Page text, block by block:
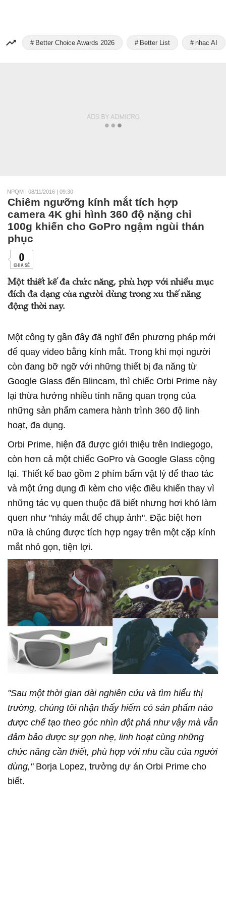
Better Choice Awards 2026 Better List nhạc AI
NPQM | 08/11/2016 | 09:30
Chiêm ngưỡng kính mắt tích hợp
camera 4K ghi hình 360 độ nặng chỉ
100g khiến cho GoPro ngậm ngùi thán
phục
0
CHIA SẺ
Một thiết kế đa chức năng, phù hợp với nhiều mục
đích đa dạng của người dùng trong xu thế năng
động thời nay.
Một công ty gần đây đã nghĩ đến phương pháp mới
để quay video bằng kính mắt. Trong khi mọi người
còn đang bỡ ngỡ với những thiết bị đa năng từ
Google Glass đến Blincam, thì chiếc Orbi Prime này
lại thừa hưởng nhiều tính năng quan trọng của
những sản phẩm camera hành trình 360 độ linh
hoạt, đa dụng.
Orbi Prime, hiện đã được giới thiệu trên Indiegogo,
còn hơn cả một chiếc GoPro và Google Glass cộng
lại. Thiết kế bao gồm 2 phím bấm vật lý để thao tác
và một ứng dụng đi kèm cho việc điều khiển thay vì
những tác vụ quen thuộc đã biết nhưng hơi khó làm
quen như "nháy mắt để chụp ảnh". Đặc biệt hơn
nữa là chúng được tích hợp ngay trên một cặp kính
mắt nhỏ gọn, tiện lợi.
"Sau một thời gian dài nghiên cứu và tìm hiểu thị
trường, chúng tôi nhận thấy hiếm có sản phẩm nào
được chế tạo theo góc nhìn đột phá như vậy mà vẫn
đảm bảo được sự gọn nhẹ, linh hoạt cùng những
chức năng cần thiết, phù hợp với nhu cầu của người
dùng,"Borja Lopez, trưởng dự án Orbi Prime cho
biết.